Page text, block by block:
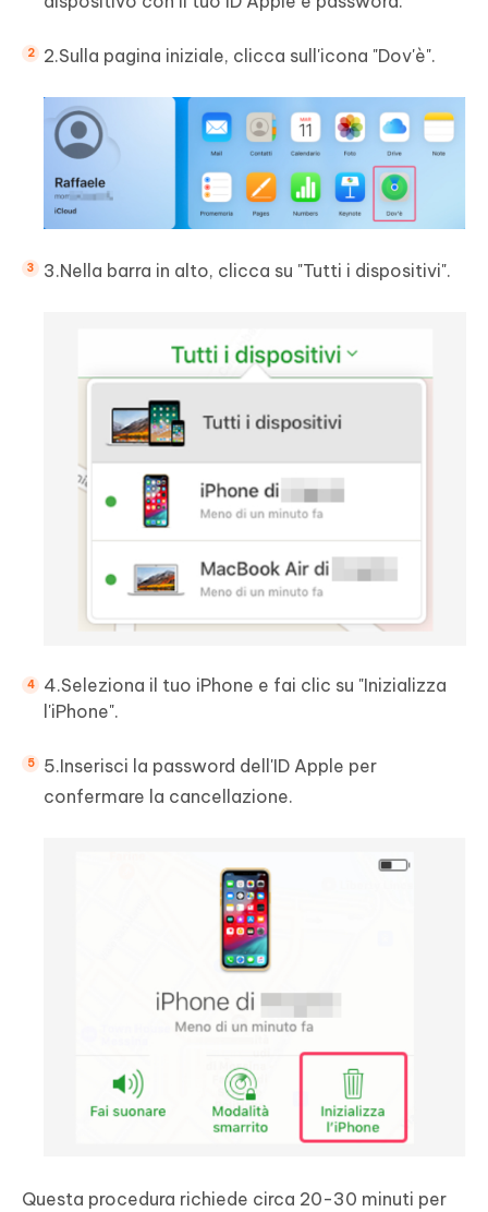
2.Sulla pagina iniziale, clicca sull'icona "Dov'è".
3.Nella barra in alto, clicca su "Tutti i dispositivi".
4.Seleziona il tuo iPhone e fai clic su "Inizializza
l'iPhone".
5.Inserisci la password dell'ID Apple per
confermare la cancellazione.
Questa procedura richiede circa 20-30 minuti per